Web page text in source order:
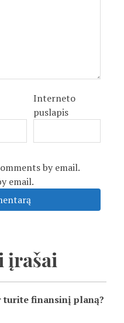
Interneto
puslapis
by email.
email.
įrašai
turite finansinį planą?